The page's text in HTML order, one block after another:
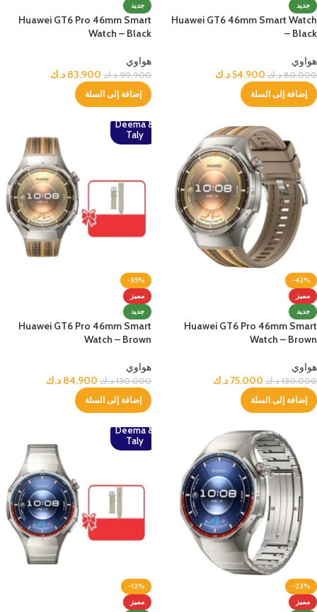
جديد
Huawei GT6 46mm Smart Watch
– Black
هواوي
80.000 د.ك 54.900د.ك
إضافة إلى السلة
جديد
Huawei GT6 Pro 46mm Smart
Watch – Black
هواوي
99.900 د.ك 83.900 د.ك
إضافة إلى السلة
-42%
مميز
جديد
Huawei GT6 Pro 46mm Smart
Watch – Brown
هواوي
130.000 د.ك 75.000 د.ك
إضافة إلى السلة
Deema &
Taly
-35%
مميز
جديد
Huawei GT6 Pro 46mm Smart
Watch – Brown
هواوي
130.000 د.ك 84.900 د.ك
إضافة إلى السلة
-23%
مميز
Deema &
Taly
-12%
مميز